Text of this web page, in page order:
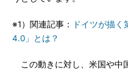
※1）関連記事：
ドイツが描
4.0」とは？
この動きに対し、米国や中